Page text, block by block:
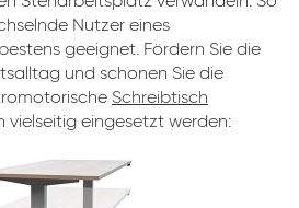
Nutzer eines
geeignet. Fördern Sie die
und schonen Sie die
Schreibtisch
vielseitig eingesetzt werden: